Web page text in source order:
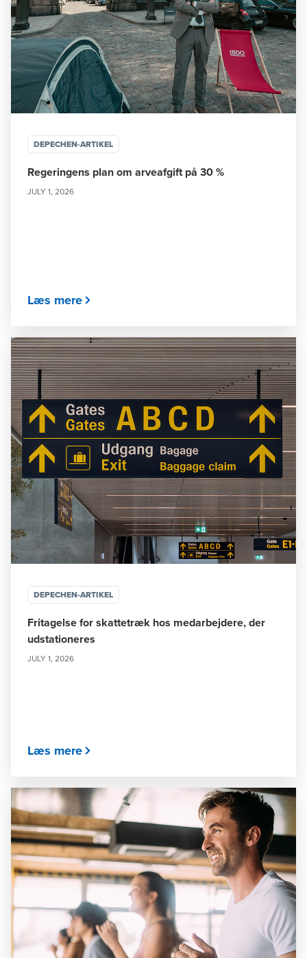
DEPECHEN-ARTIKEL
Regeringens plan om arveafgift på 30 %
JULY 1, 2026
Læs mere
DEPECHEN-ARTIKEL
Fritagelse for skattetræk hos medarbejdere, der
udstationeres
JULY 1, 2026
Læs mere